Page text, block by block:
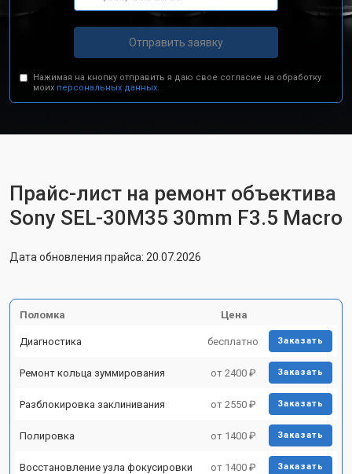
Отправить заявку
Нажимая на кнопку отправить я даю свое согласие на обработку
моих персональных данных.
Прайс-лист на ремонт объектива
Sony SEL-30M35 30mm F3.5 Macro
Дата обновления прайса: 20.07.2026
Поломка Цена
Диагностика бесплатно Заказать
Ремонт кольца зуммирования от 2400 ₽ Заказать
Разблокировка заклинивания от 2550 ₽ Заказать
Полировка от 1400 ₽ Заказать
Восстановление узла фокусировки от 1400 ₽ Заказать